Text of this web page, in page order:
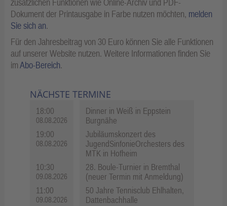
zusätzlichen Funktionen wie Online-Archiv und PDF-
Dokument der Printausgabe in Farbe nutzen möchten, melden
Sie sich an.
Für den Jahresbeitrag von 30 Euro können Sie alle Funktionen
auf unserer Website nutzen. Weitere Informationen finden Sie
imAbo-Bereich.
NÄCHSTE TERMINE
18:00
08.08.2026
Dinner in Weiß in Eppstein
Burgnähe
19:00
08.08.2026
Jubiläumskonzert des
JugendSinfonieOrchesters des
MTK in Hofheim
10:30
09.08.2026
28. Boule-Turnier in Bremthal
(neuer Termin mit Anmeldung)
11:00
09.08.2026
50 Jahre Tennisclub Ehlhalten,
Dattenbachhalle